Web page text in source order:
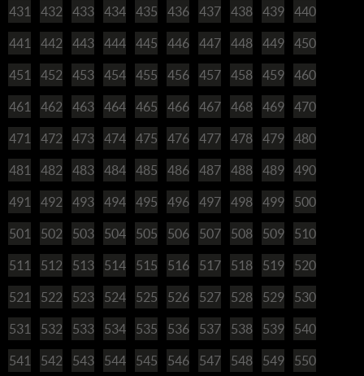
431 432 433 434 435 436 437 438 439 440
441 442 443 444 445 446 447 448 449 450
451 452 453 454 455 456 457 458 459 460
461 462 463 464 465 466 467 468 469 470
471 472 473 474 475 476 477 478 479 480
481 482 483 484 485 486 487 488 489 490
491 492 493 494 495 496 497 498 499 500
501 502 503 504 505 506 507 508 509 510
511 512 513 514 515 516 517 518 519 520
521 522 523 524 525 526 527 528 529 530
531 532 533 534 535 536 537 538 539 540
541 542 543 544 545 546 547 548 549 550